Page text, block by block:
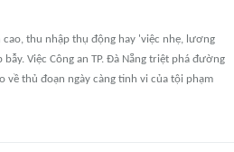
thu nhập thụ động hay 'việc nhẹ, lương
Việc Công an TP. Đà Nẵng triệt phá đường
về thủ đoạn ngày càng tinh vi của tội phạm